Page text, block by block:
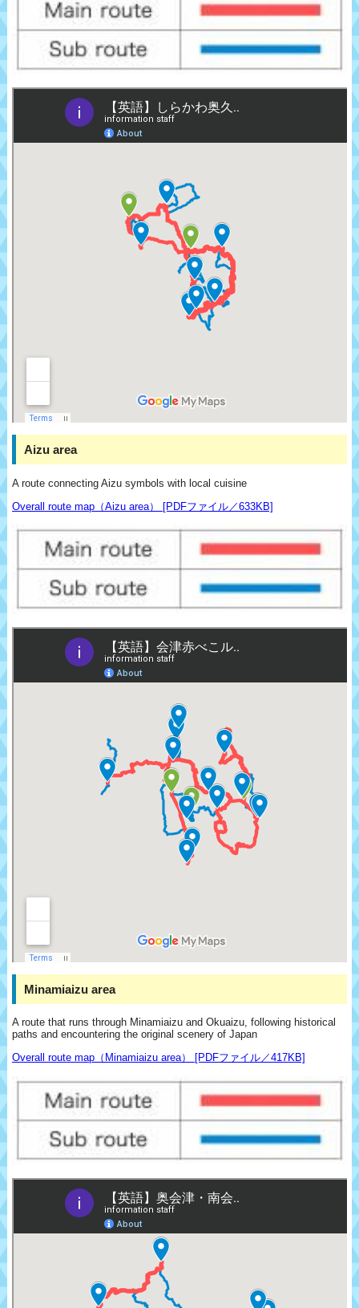
Aizu area
A route connecting Aizu symbols with local cuisine
Overall route map（Aizu area） [PDFファイル／633KB]
Minamiaizu area
A route that runs through Minamiaizu and Okuaizu, following historical
paths and encountering the original scenery of Japan
Overall route map（Minamiaizu area） [PDFファイル／417KB]